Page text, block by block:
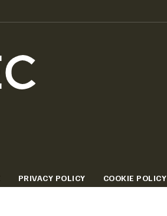
PRIVACY POLICY COOKIE POLICY